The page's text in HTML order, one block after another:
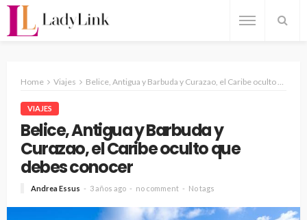
Home Viajes Belice, Antigua y Barbuda y Curazao, el Caribe oculto que debes conocer
VIAJES
Belice, Antigua y Barbuda y
Curazao, el Caribe oculto que
debes conocer
Andrea Essus 3 años ago no comment No tags